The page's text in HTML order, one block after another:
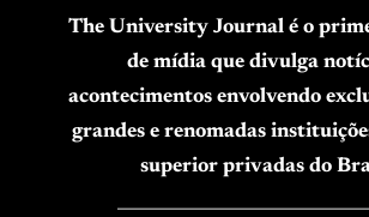
The University Journal é o
de mídia que divulga
acontecimentos envolvendo
grandes e renomadas
superior privadas do